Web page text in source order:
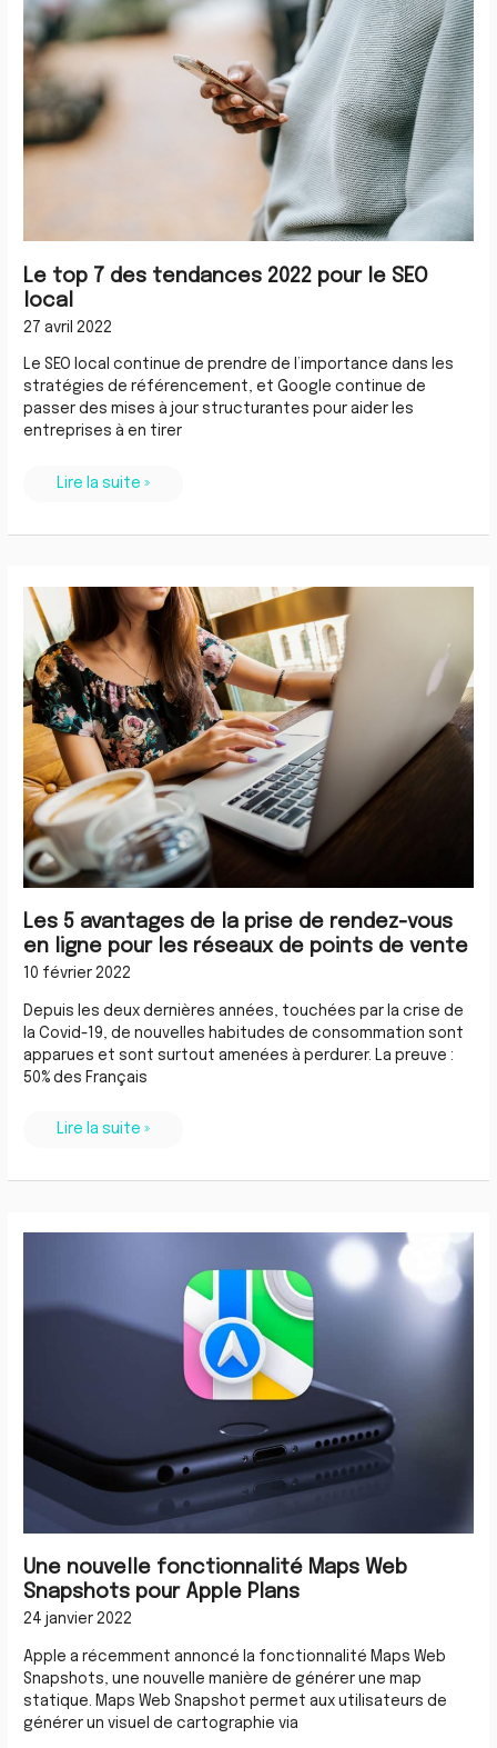
Le top 7 des tendances 2022 pour le SEO
local
27 avril 2022
Le SEO local continue de prendre de l’importance dans les
stratégies de référencement, et Google continue de
passer des mises à jour structurantes pour aider les
entreprises à en tirer
tendances
2022
pour
le
local
Lire la suite »
Les 5 avantages de la prise de rendez-vous
en ligne pour les réseaux de points de vente
10 février 2022
Depuis les deux dernières années, touchées par la crise de
la Covid-19, de nouvelles habitudes de consommation sont
apparues et sont surtout amenées à perdurer. La preuve :
50% des Français
Les
avantages
de
la
prise
de
rendez-
vous
en
ligne
pour
les
réseaux
de
points
de
Lire la suite »
Une nouvelle fonctionnalité Maps Web
Snapshots pour Apple Plans
24 janvier 2022
Apple a récemment annoncé la fonctionnalité Maps Web
Snapshots, une nouvelle manière de générer une map
statique. Maps Web Snapshot permet aux utilisateurs de
générer un visuel de cartographie via
Une
Snapshots